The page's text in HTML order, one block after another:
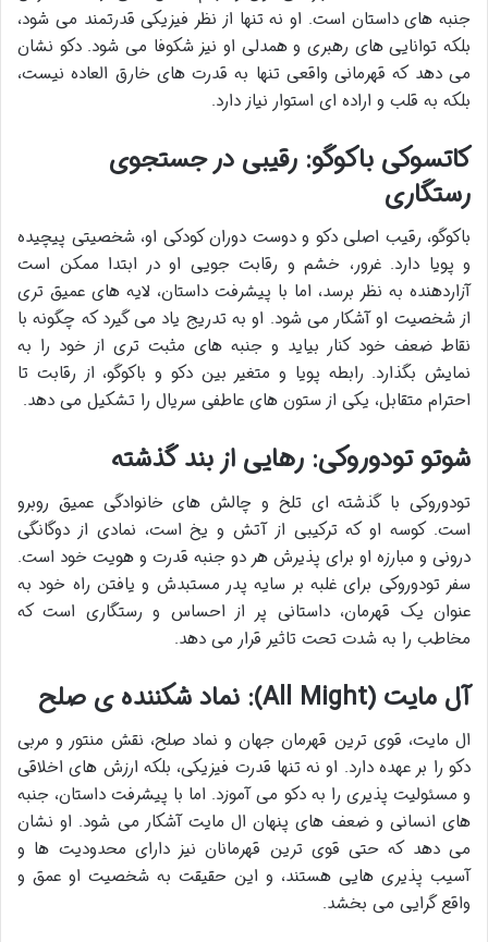
جنبه های داستان است. او نه تنها از نظر فیزیکی قدرتمند می شود،
بلکه توانایی های رهبری و همدلی او نیز شکوفا می شود. دکو نشان
می دهد که قهرمانی واقعی تنها به قدرت های خارق العاده نیست،
بلکه به قلب و اراده ای استوار نیاز دارد.
کاتسوکی باکوگو: رقیبی در جستجوی
رستگاری
باکوگو، رقیب اصلی دکو و دوست دوران کودکی او، شخصیتی پیچیده
و پویا دارد. غرور، خشم و رقابت جویی او در ابتدا ممکن است
آزاردهنده به نظر برسد، اما با پیشرفت داستان، لایه های عمیق تری
از شخصیت او آشکار می شود. او به تدریج یاد می گیرد که چگونه با
نقاط ضعف خود کنار بیاید و جنبه های مثبت تری از خود را به
نمایش بگذارد. رابطه پویا و متغیر بین دکو و باکوگو، از رقابت تا
احترام متقابل، یکی از ستون های عاطفی سریال را تشکیل می دهد.
شوتو تودوروکی: رهایی از بند گذشته
تودوروکی با گذشته ای تلخ و چالش های خانوادگی عمیق روبرو
است. کوسه او که ترکیبی از آتش و یخ است، نمادی از دوگانگی
درونی و مبارزه او برای پذیرش هر دو جنبه قدرت و هویت خود است.
سفر تودوروکی برای غلبه بر سایه پدر مستبدش و یافتن راه خود به
عنوان یک قهرمان، داستانی پر از احساس و رستگاری است که
مخاطب را به شدت تحت تاثیر قرار می دهد.
آل مایت (All Might): نماد شکننده ی صلح
ال مایت، قوی ترین قهرمان جهان و نماد صلح، نقش منتور و مربی
دکو را بر عهده دارد. او نه تنها قدرت فیزیکی، بلکه ارزش های اخلاقی
و مسئولیت پذیری را به دکو می آموزد. اما با پیشرفت داستان، جنبه
های انسانی و ضعف های پنهان ال مایت آشکار می شود. او نشان
می دهد که حتی قوی ترین قهرمانان نیز دارای محدودیت ها و
آسیب پذیری هایی هستند، و این حقیقت به شخصیت او عمق و
واقع گرایی می بخشد.